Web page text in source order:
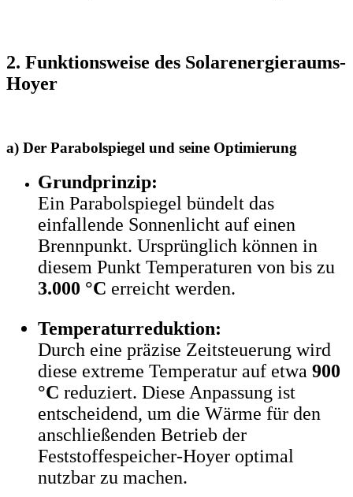
2. Funktionsweise des Solarenergieraums-
Hoyer
a) Der Parabolspiegel und seine Optimierung
Grundprinzip:
Ein Parabolspiegel bündelt das
einfallende Sonnenlicht auf einen
Brennpunkt. Ursprünglich können in
diesem Punkt Temperaturen von bis zu
3.000 °C erreicht werden.
Temperaturreduktion:
Durch eine präzise Zeitsteuerung wird
diese extreme Temperatur auf etwa 900
°C reduziert. Diese Anpassung ist
entscheidend, um die Wärme für den
anschließenden Betrieb der
Feststoffespeicher-Hoyer optimal
nutzbar zu machen.